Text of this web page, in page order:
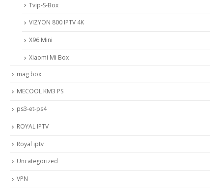
Tvip-S-Box
VIZYON 800 IPTV 4K
X96 Mini
Xiaomi Mi Box
mag box
MECOOL KM3 PS
ps3-et-ps4
ROYAL IPTV
Royal iptv
Uncategorized
VPN